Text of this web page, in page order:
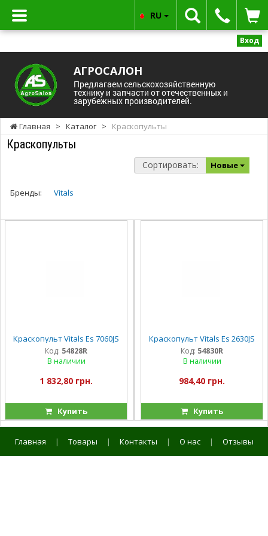
Вход
АГРОСАЛОН
Предлагаем сельскохозяйственную
технику и запчасти от отечественных и
зарубежных производителей.
RU
Главная > Каталог > Краскопульты
Краскопульты
Сортировать: Новые
Бренды: Vitals
Краскопульт Vitals Es 7060JS
Код: 54828R
В наличии
1 832,80 грн.
Купить
Краскопульт Vitals Es 2630JS
Код: 54830R
В наличии
984,40 грн.
Купить
Главная | Товары | Контакты | О нас | Отзывы